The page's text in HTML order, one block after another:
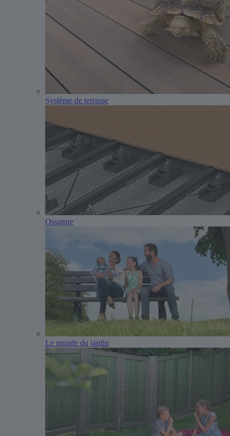
Système de terrasse
Ossature
Le monde du jardin